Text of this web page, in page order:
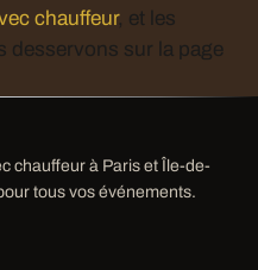
chauffeur, et les
desservons sur la page
chauffeur à Paris et Île-de-
tous vos événements.